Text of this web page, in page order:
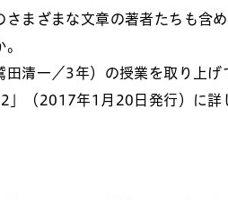
まざまな文章の著者たちも含
清一／3年）の授業を取り上げ
」（2017年1月20日発行）に詳